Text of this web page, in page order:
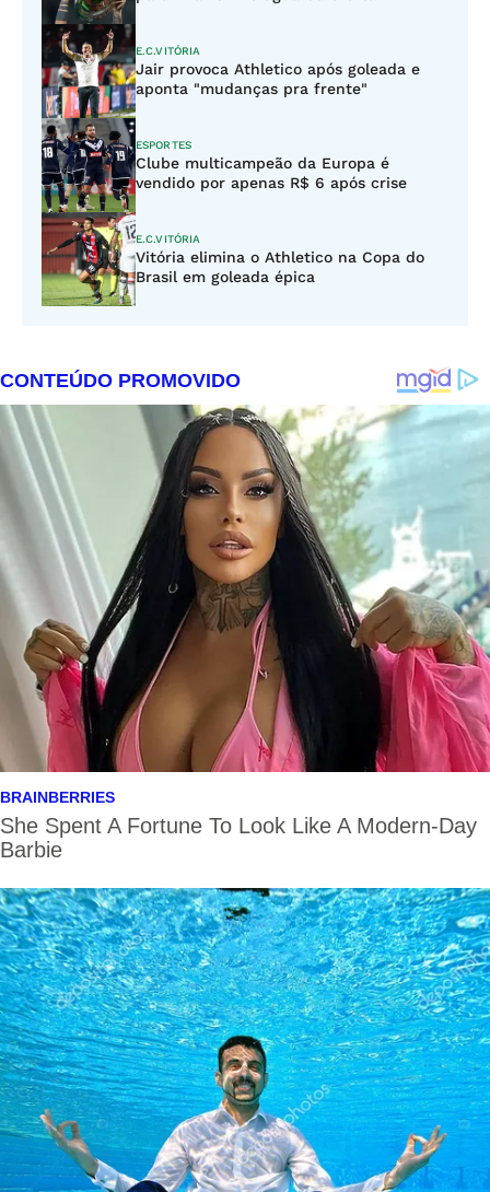
E.C.VITÓRIA
Jair provoca Athletico após goleada e
aponta "mudanças pra frente"
ESPORTES
Clube multicampeão da Europa é
vendido por apenas R$ 6 após crise
E.C.VITÓRIA
Vitória elimina o Athletico na Copa do
Brasil em goleada épica